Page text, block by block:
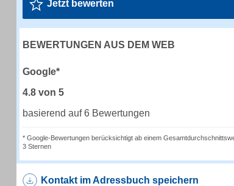
Jetzt bewerten
BEWERTUNGEN AUS DEM WEB
Google*
4.8 von 5
basierend auf 6 Bewertungen
* Google-Bewertungen berücksichtigt ab einem
3 Sternen
Kontakt im Adressbuch speichern